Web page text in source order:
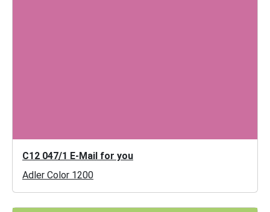
C12 047/1 E-Mail for you
Adler Color 1200